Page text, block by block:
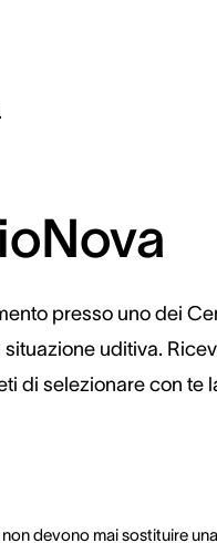
presso uno dei
uditiva.
di selezionare con te
devono mai sostituire una